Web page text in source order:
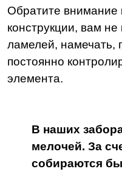
Обратите внимание
конструкции, вам
ламелей, намечать,
постоянно
элемента.
В наших
мелочей. За
собираются